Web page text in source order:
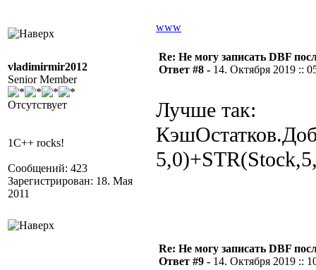
www
vladimirmir2012
Senior Member
Отсутствует
1C++ rocks!
Сообщений: 423
Зарегистрирован: 18. Мая
2011
Re: Не могу записать DBF
Ответ #8 - 14. Октября 2019 ::
Лучше так:
Re: Не могу записать DBF
Ответ #9 - 14. Октября 2019 ::